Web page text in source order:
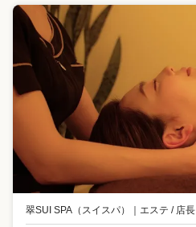
翠SUI SPA（スイスパ） エステ / 店長